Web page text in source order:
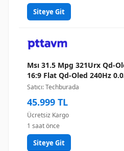
Siteye Git
Msı 31.5 Mpg 321Urx Qd-
16:9 Flat Qd-Oled 240Hz
Satıcı: Techburada
45.999 TL
Ücretsiz Kargo
1 saat önce
Siteye Git